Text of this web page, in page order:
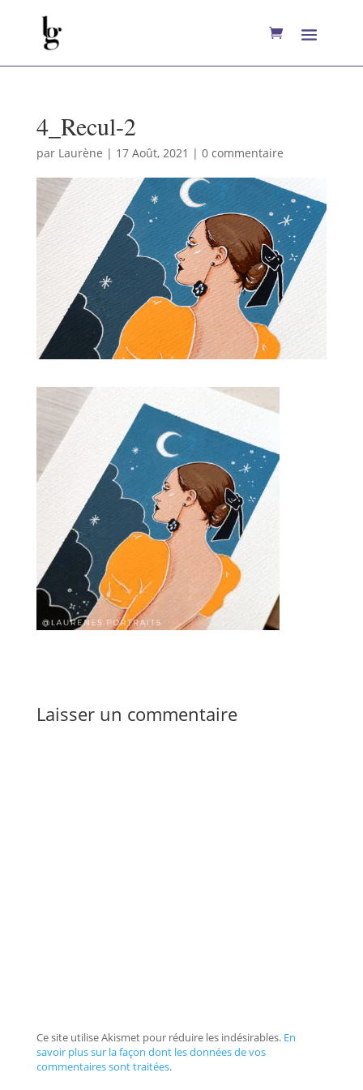
4_Recul-2
par Laurène | 17 Août, 2021 | 0 commentaire
Laisser un commentaire
Ce site utilise Akismet pour réduire les indésirables. En
savoir plus sur la façon dont les données de vos
commentaires sont traitées.